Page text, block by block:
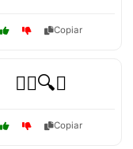
Copiar
🕵️‍♂️🔍📜
Copiar